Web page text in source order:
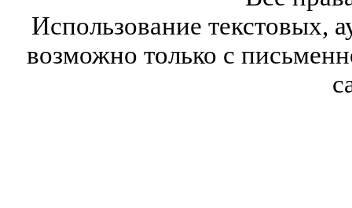
Использование текстовых,
возможно только с